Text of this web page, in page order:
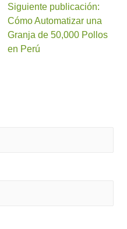
Siguiente publicación:
Cómo Automatizar una
Granja de 50,000 Pollos
en Perú